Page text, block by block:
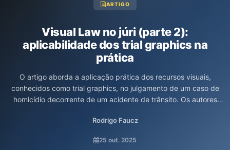
ARTIGO
Visual Law no júri (parte 2):
aplicabilidade dos trial graphics na
prática
O artigo aborda a aplicação prática dos recursos visuais,
conhecidos como trial graphics, no julgamento de um caso de
homicídio decorrente de um acidente de trânsito. Os autores
compreensão dos jurados, traduzindo conceitos jurídicos
animações 3D, vídeos aprimorados e um gêmeo digital do local.
Rodrigo Faucz
25 out. 2025